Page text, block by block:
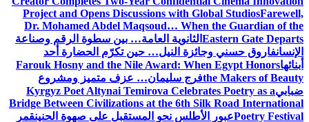
Project and Opens Discussions with Global StudiosFarewell,
Dr. Mohamed Abdel Maqsoud… When the Guardian of the
Eastern Gate Departs الثانوية العامة… بين سطوة الرقم وصناعة
الإنسانفاروق حسني وجائزة النيل… حين تكرّم الحضارة أحد
أبنائهاFarouk Hosny and the Nile Award: When Egypt Honors
the Makers of Beautyفرج سليمان… عزف متميز ومشروع
ضبابيKyrgyz Poet Altynai Temirova Celebrates Poetry as a
Bridge Between Civilizations at the 6th Silk Road International
Poetry Festivalعبور الأطلس نحو المستقبل على صهوة الحنينقمر